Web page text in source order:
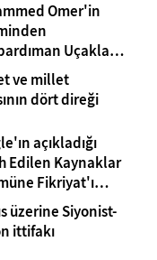
Omer'in
Uçakları
Arasında
ve millet
dört direği
açıkladığı
Edilen Kaynaklar
Fikriyat'ı
unutmayın!
üzerine Siyonist-
ittifakı